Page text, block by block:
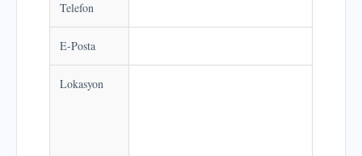
Telefon
E-Posta
Lokasyon